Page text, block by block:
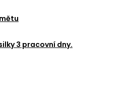
3 pracovní dny.